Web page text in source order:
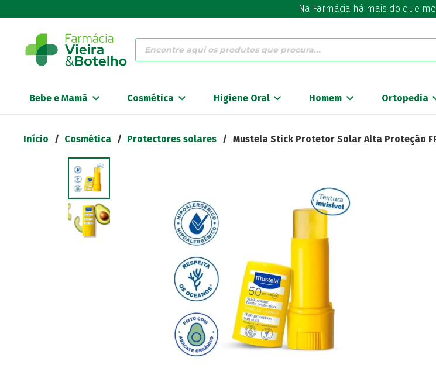
Na Farmácia há mais do que
Products
search
Bebe e Mamã Cosmética Higiene Oral Homem Ortopedia
Início / Cosmética / Protectores solares / Mustela Stick Protetor Solar Alta Proteção